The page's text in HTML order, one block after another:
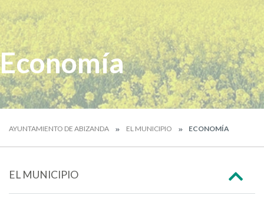
Economía
AYUNTAMIENTO DE ABIZANDA EL MUNICIPIO ECONOMÍA
EL MUNICIPIO